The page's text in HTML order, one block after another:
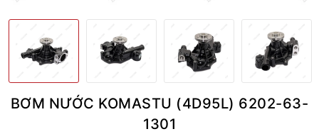
BƠM NƯỚC KOMASTU (4D95L) 6202-63-
1301